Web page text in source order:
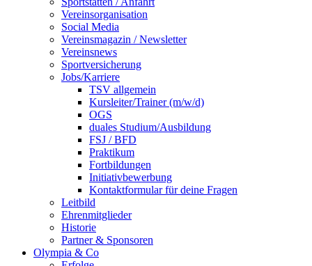
Vereinsorganisation
Social Media
Vereinsmagazin / Newsletter
Vereinsnews
Sportversicherung
Jobs/Karriere
TSV allgemein
Kursleiter/Trainer (m/w/d)
OGS
duales Studium/Ausbildung
FSJ / BFD
Praktikum
Fortbildungen
Initiativbewerbung
Kontaktformular für deine Fragen
Leitbild
Ehrenmitglieder
Historie
Partner & Sponsoren
Olympia & Co